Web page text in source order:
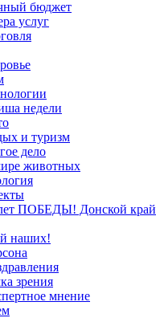
бюджет
услуг
недели
и туризм
дело
животных
ПОБЕДЫ! Донской край
наших!
зрения
мнение